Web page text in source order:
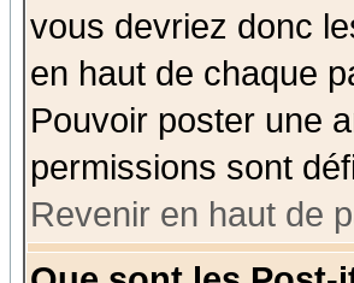
vous devriez donc
en haut de chaque
Pouvoir poster une
permissions sont
Revenir en haut de